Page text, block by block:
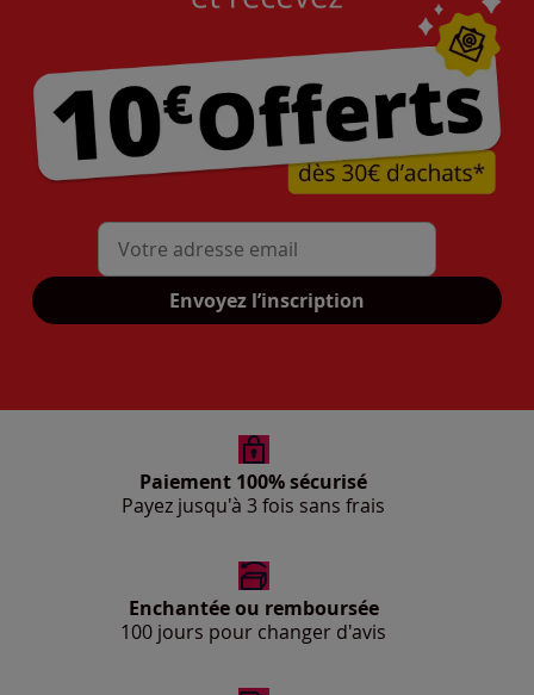
Mon adresse mail
Envoyez l’inscription
Paiement 100% sécurisé
Payez jusqu'à 3 fois sans frais
Enchantée ou remboursée
100 jours pour changer d'avis